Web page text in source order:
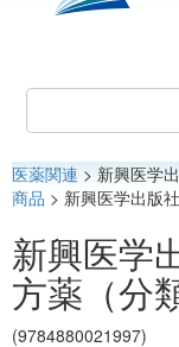
医学
医薬関連
レジデント
医薬関連 > 新興医学
商品 > 新興医学出版
新興医学
方薬（分
(9784880021997)